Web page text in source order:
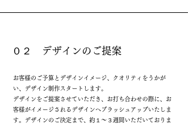
０２ デザインのご提案
お客様のご予算とデザインイメージ、クオリティをうかが
い、デザイン制作スタートします。
デザインをご提案させていただき、お打ち合わせの際に、お
客様がイメージされるデザインへブラッシュアップいたしま
す。​デザインのご決定まで、約１〜３週間いただいておりま